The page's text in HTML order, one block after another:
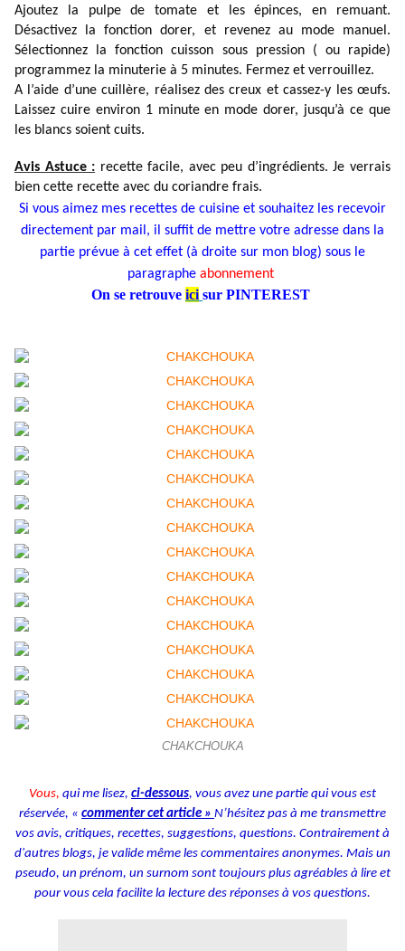
Ajoutez la pulpe de tomate et les épinces, en remuant.
Désactivez la fonction dorer, et revenez au mode manuel.
Sélectionnez la fonction cuisson sous pression ( ou rapide)
programmez la minuterie à 5 minutes. Fermez et verrouillez.
A l’aide d’une cuillère, réalisez des creux et cassez-y les œufs.
Laissez cuire environ 1 minute en mode dorer, jusqu’à ce que
les blancs soient cuits.
Avis Astuce : recette facile, avec peu d’ingrédients. Je verrais
bien cette recette avec du coriandre frais.
Si vous aimez mes recettes de cuisine et souhaitez les recevoir
directement par mail, il suffit de mettre votre adresse dans la
partie prévue à cet effet (à droite sur mon blog) sous le
paragraphe abonnement
On se retrouve ici sur PINTEREST
CHAKCHOUKA
Vous, qui me lisez, ci-dessous, vous avez une partie qui vous est
réservée, « commenter cet article » N’hésitez pas à me transmettre
vos avis, critiques, recettes, suggestions, questions. Contrairement à
d'autres blogs, je valide même les commentaires anonymes. Mais un
pseudo, un prénom, un surnom sont toujours plus agréables à lire et
pour vous cela facilite la lecture des réponses à vos questions.